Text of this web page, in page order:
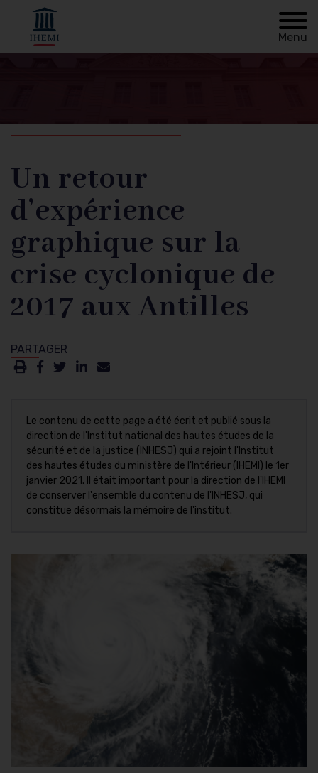
Retour à
Menu
Fil
d'Ariane
Un retour
d’expérience
graphique sur la
crise cyclonique de
2017 aux Antilles
Le contenu de cette page a été écrit et publié sous la
direction de l'Institut national des hautes études de la
sécurité et de la justice (INHESJ) qui a rejoint l'Institut
des hautes études du ministère de l'Intérieur (IHEMI) le 1er
janvier 2021. Il était important pour la direction de l'IHEMI
de conserver l'ensemble du contenu de l'INHESJ, qui
constitue désormais la mémoire de l'institut.